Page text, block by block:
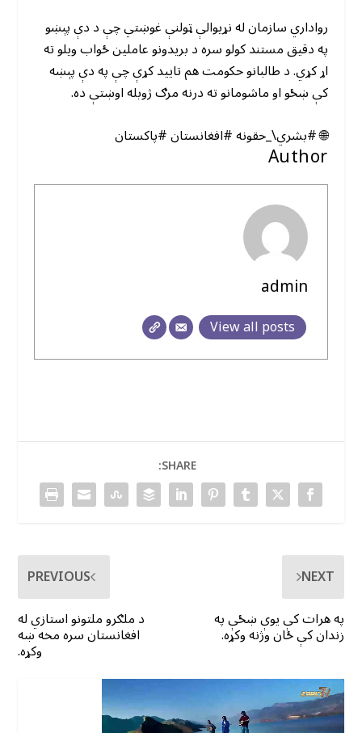
رواداري سازمان له نړیوالې ټولنې غوښتي چې د دې پېښو
په دقیق مستند کولو سره د بریدونو عاملین ځواب ویلو ته
اړ کړي. د طالبانو حکومت هم تایید کړې چې په دې پېښه
کې ښځو او ماشومانو ته درنه مرګ ژوبله اوښتې ده.
🌐 #بشري\_حقونه #افغانستان #پاکستان
Author
admin
View all posts
SHARE:
PREVIOUS
د ملګرو ملتونو استازي له
افغانستان سره مخه ښه
وکړه.
NEXT
په هرات کې یوې ښځې په
زندان کې ځان وژنه وکړه.